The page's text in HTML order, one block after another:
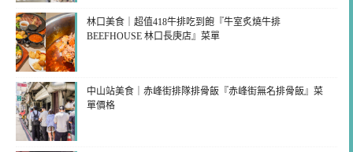
林口美食｜超值418牛排吃到飽『牛室炙燒牛排
BEEFHOUSE 林口長庚店』菜單
中山站美食｜赤峰街排隊排骨飯『赤峰街無名排骨飯』菜
單價格